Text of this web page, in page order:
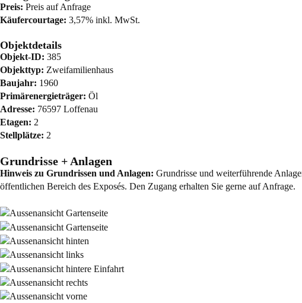
Preis: Preis auf Anfrage
Käufercourtage: 3,57% inkl. MwSt.
Objektdetails
Objekt-ID: 385
Objekttyp: Zweifamilienhaus
Baujahr: 1960
Primärenergieträger: Öl
Adresse: 76597 Loffenau
Etagen: 2
Stellplätze: 2
Grundrisse + Anlagen
Hinweis zu Grundrissen und Anlagen: Grundrisse und weiterführende
öffentlichen Bereich des Exposés. Den Zugang erhalten Sie gerne auf Anfrage.